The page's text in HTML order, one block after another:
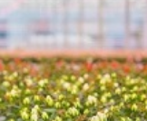
SULFAT /
4. KALCIJUM
7. Acoustic 1l
8.
2500S